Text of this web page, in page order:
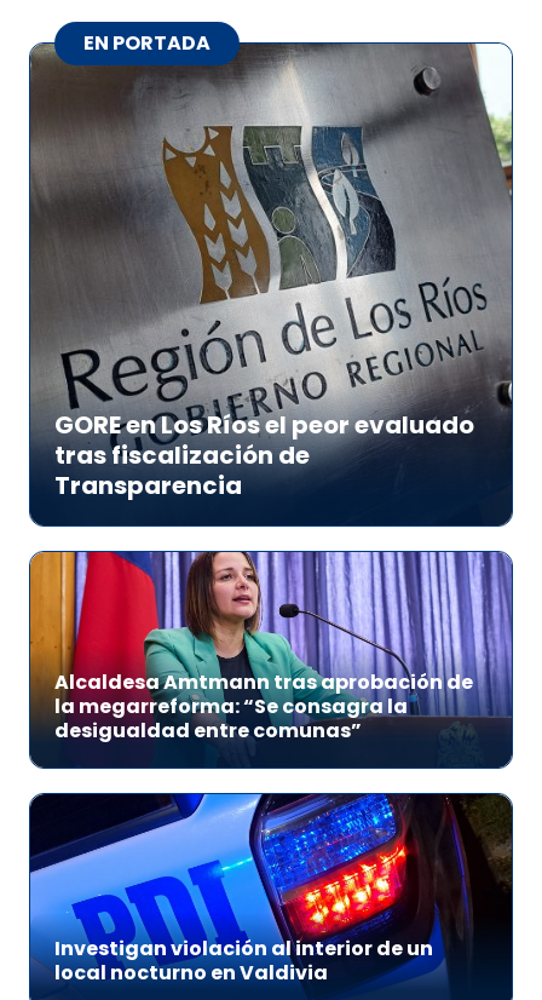
EN PORTADA
GORE en Los Ríos el peor evaluado
tras fiscalización de
Transparencia
Alcaldesa Amtmann tras aprobación de
la megarreforma: “Se consagra la
desigualdad entre comunas”
Investigan violación al interior de un
local nocturno en Valdivia